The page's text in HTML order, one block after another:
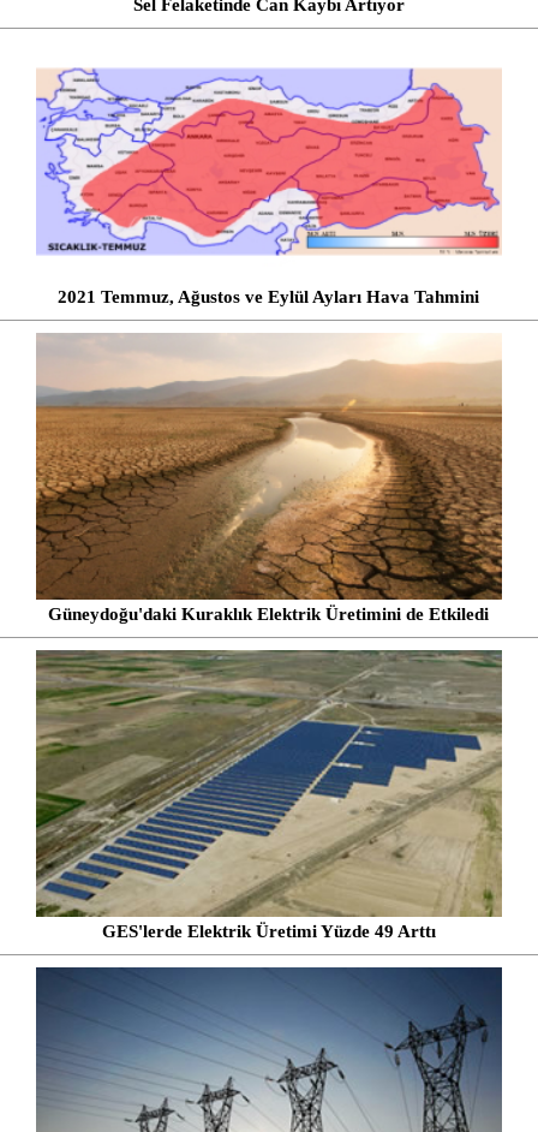
Sel Felaketinde Can Kaybı Artıyor
2021 Temmuz, Ağustos ve Eylül Ayları Hava Tahmini
Güneydoğu'daki Kuraklık Elektrik Üretimini de Etkiledi
GES'lerde Elektrik Üretimi Yüzde 49 Arttı